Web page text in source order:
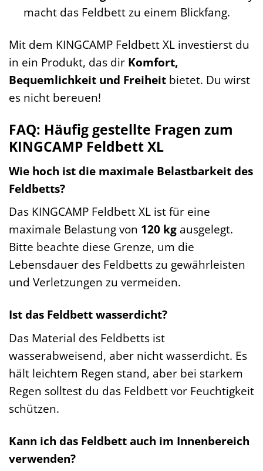
macht das Feldbett zu einem Blickfang.
Mit dem KINGCAMP Feldbett XL investierst du
in ein Produkt, das dir Komfort,
Bequemlichkeit und Freiheit bietet. Du wirst
es nicht bereuen!
FAQ: Häufig gestellte Fragen zum
KINGCAMP Feldbett XL
Wie hoch ist die maximale Belastbarkeit des
Feldbetts?
Das KINGCAMP Feldbett XL ist für eine
maximale Belastung von 120 kg ausgelegt.
Bitte beachte diese Grenze, um die
Lebensdauer des Feldbetts zu gewährleisten
und Verletzungen zu vermeiden.
Ist das Feldbett wasserdicht?
Das Material des Feldbetts ist
wasserabweisend, aber nicht wasserdicht. Es
hält leichtem Regen stand, aber bei starkem
Regen solltest du das Feldbett vor Feuchtigkeit
schützen.
Kann ich das Feldbett auch im Innenbereich
verwenden?